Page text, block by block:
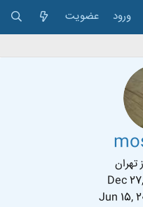
ورود عضویت
تهران
Dec
Jun 15,